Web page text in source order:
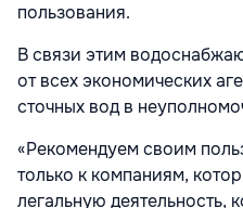
пользования.
В связи этим
от всех экономических
сточных вод в
«Рекомендуем своим
только к компаниям,
легальную деятельность,